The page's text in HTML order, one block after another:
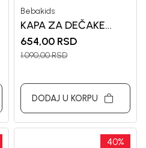
Bebakids
KAPA ZA DEČAKE
BEBAKIDS
654,00 RSD
1.090,00RSD
DODAJ U KORPU
40%